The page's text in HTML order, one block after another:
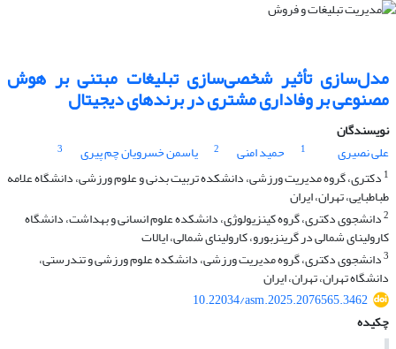
مدل‌سازی تأثیر شخصی‌سازی تبلیغات مبتنی بر هوش
مصنوعی بر وفاداری مشتری در برندهای دیجیتال
نویسندگان
علی نصیری
1 حمید امنی 2 یاسمن خسرویان چم پیری
3
1 دکتری، گروه مدیریت ورزشی، دانشکده تربیت بدنی و علوم ورزشی، دانشگاه علامه
طباطبایی، تهران، ایران
2دانشجوی دکتری، گروه کینزیولوژی، دانشکده علوم انسانی و بهداشت، دانشگاه
کارولینای شمالی در گرینزبورو، کارولینای شمالی، ایالات
3دانشجوی دکتری، گروه مدیریت ورزشی، دانشکده علوم ورزشی و تندرستی،
دانشگاه تهران، تهران، ایران
10.22034/asm.2025.2076565.3462
چکیده